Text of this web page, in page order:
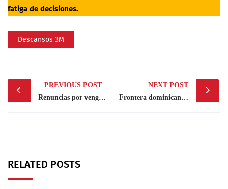
fatiga de decisiones.
Descansos 3M
Post
navigation
PREVIOUS POST
Renuncias por venganza: ¿qué son y cómo evitarlas?
NEXT POST
Frontera dominicana emerge como una zona de oportunidad de empleo y desarrollo
RELATED POSTS